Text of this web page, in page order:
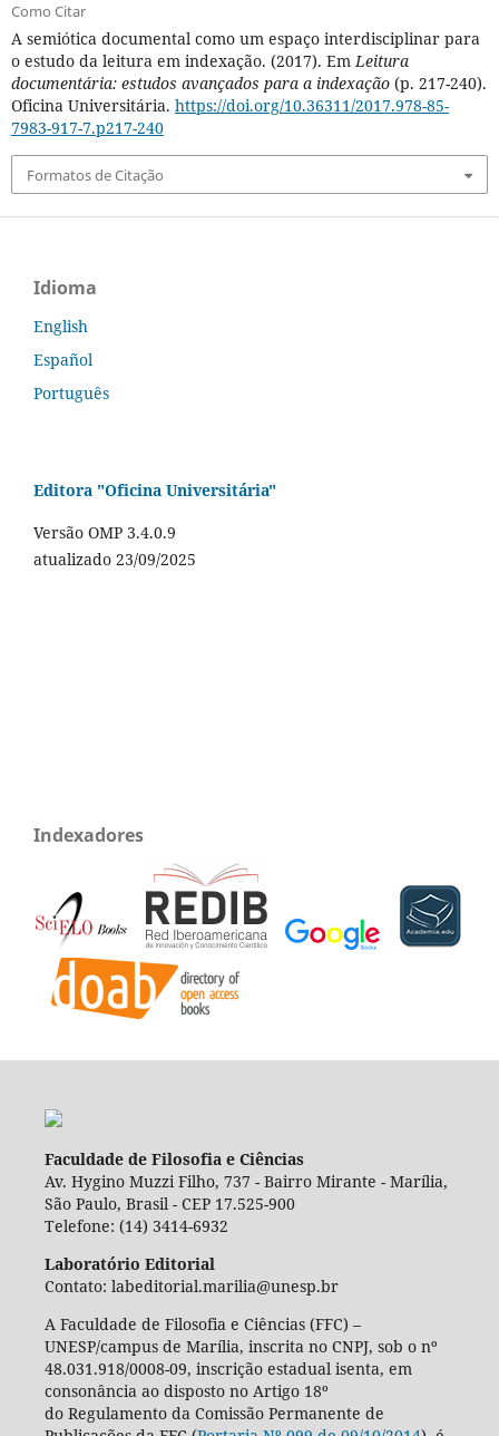
Como Citar
A semiótica documental como um espaço interdisciplinar para
o estudo da leitura em indexação. (2017). EmLeitura
documentária: estudos avançados para a indexação(p. 217-240).
Oficina Universitária. https://doi.org/10.36311/2017.978-85-
7983-917-7.p217-240
Formatos de Citação
Idioma
English
Español
Português
Editora "Oficina Universitária"
Versão OMP 3.4.0.9
atualizado 23/09/2025
Indexadores
Faculdade de Filosofia e Ciências
Av. Hygino Muzzi Filho, 737 - Bairro Mirante - Marília,
São Paulo, Brasil - CEP 17.525-900
Telefone: (14) 3414-6932
Laboratório Editorial
Contato: labeditorial.marilia@unesp.br
A Faculdade de Filosofia e Ciências (FFC) –
UNESP/campus de Marília, inscrita no CNPJ, sob o nº
48.031.918/0008-09, inscrição estadual isenta, em
consonância ao disposto no Artigo 18º
do Regulamento da Comissão Permanente de